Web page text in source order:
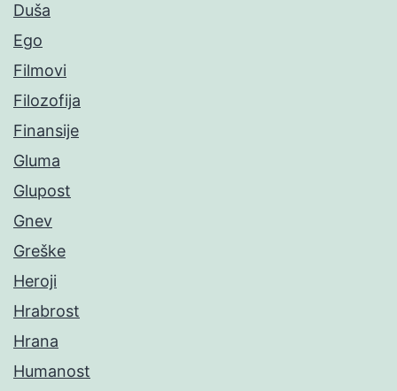
Duša
Ego
Filmovi
Filozofija
Finansije
Gluma
Glupost
Gnev
Greške
Heroji
Hrabrost
Hrana
Humanost